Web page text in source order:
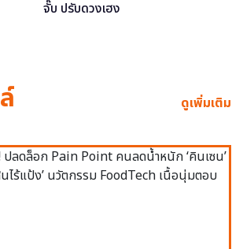
จั๊บ ปรับดวงเฮง
ดูเพิ่มเติม